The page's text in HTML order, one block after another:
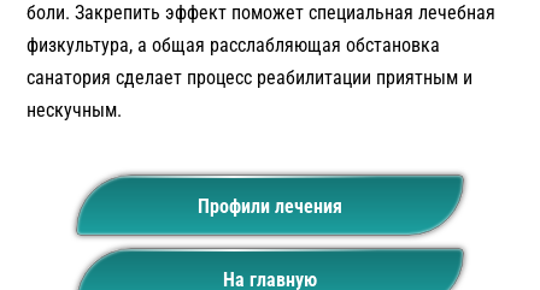
боли. Закрепить эффект поможет специальная лечебная
физкультура, а общая расслабляющая обстановка
санатория сделает процесс реабилитации приятным и
нескучным.
Профили лечения
На главную